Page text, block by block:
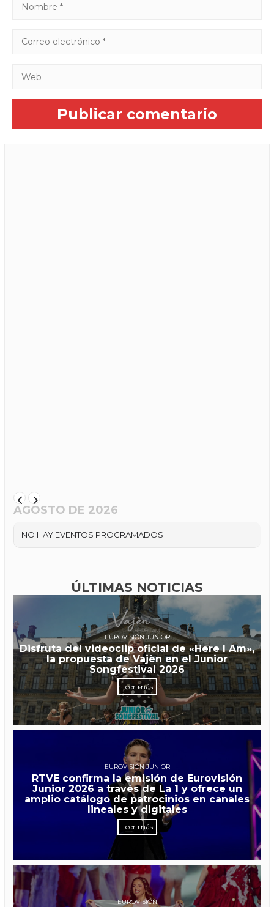
AGOSTO DE 2026
NO HAY EVENTOS PROGRAMADOS
ÚLTIMAS NOTICIAS
EUROVISIÓN JUNIOR
Disfruta del videoclip oficial de «Here I Am»,
la propuesta de Vajèn en el Junior
Songfestival 2026
Leer más
EUROVISIÓN JUNIOR
RTVE confirma la emisión de Eurovisión
Junior 2026 a través de La 1 y ofrece un
amplio catálogo de patrocinios en canales
lineales y digitales
Leer más
EUROVISIÓN